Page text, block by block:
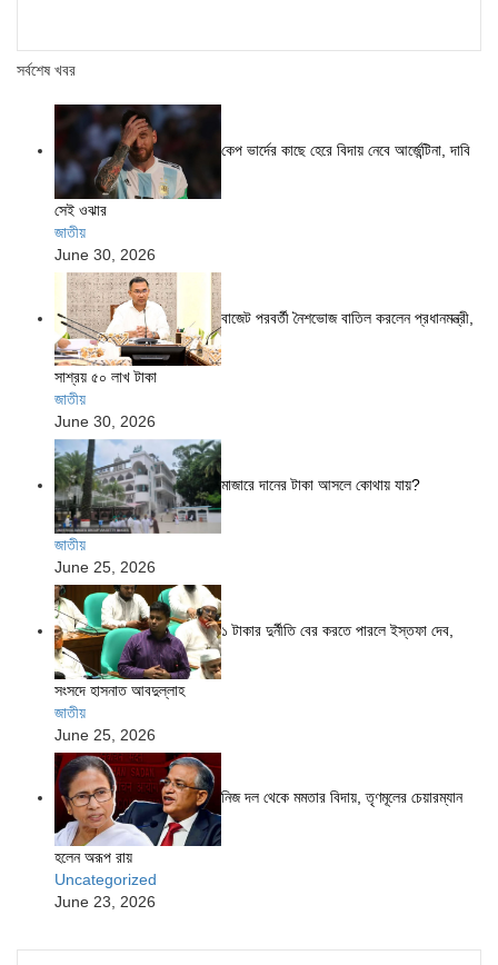
সর্বশেষ খবর
কেপ ভার্দের কাছে হেরে বিদায় নেবে আর্জেন্টিনা, দাবি
সেই ওঝার
জাতীয়
June 30, 2026
বাজেট পরবর্তী নৈশভোজ বাতিল করলেন প্রধানমন্ত্রী,
সাশ্রয় ৫০ লাখ টাকা
জাতীয়
June 30, 2026
মাজারে দানের টাকা আসলে কোথায় যায়?
জাতীয়
June 25, 2026
১ টাকার দুর্নীতি বের করতে পারলে ইস্তফা দেব,
সংসদে হাসনাত আবদুল্লাহ
জাতীয়
June 25, 2026
নিজ দল থেকে মমতার বিদায়, তৃণমূলের চেয়ারম্যান
হলেন অরূপ রায়
Uncategorized
June 23, 2026